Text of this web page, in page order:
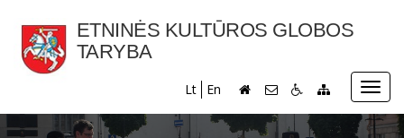
ETNINĖS KULTŪROS GLOBOS
TARYBA
Lt En